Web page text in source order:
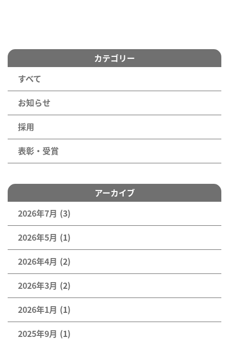
カテゴリー
すべて
お知らせ
採用
表彰・受賞
アーカイブ
2026年7月 (3)
2026年5月 (1)
2026年4月 (2)
2026年3月 (2)
2026年1月 (1)
2025年9月 (1)